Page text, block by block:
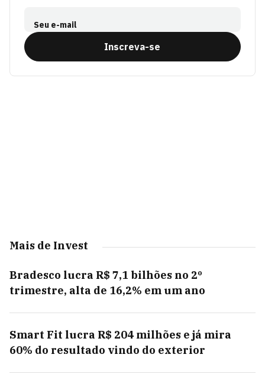
Seu e-mail
Inscreva-se
Mais de Invest
Bradesco lucra R$ 7,1 bilhões no 2º
trimestre, alta de 16,2% em um ano
Smart Fit lucra R$ 204 milhões e já mira
60% do resultado vindo do exterior